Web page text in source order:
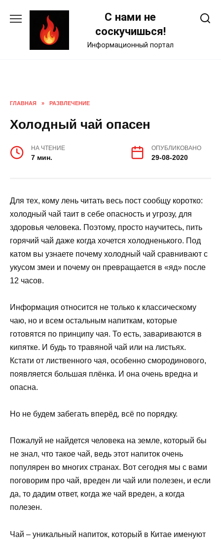
С нами не
соскучишься!
Информационный портал
ГЛАВНАЯ » РАЗВЛЕЧЕНИЕ
Холодный чай опасен
НА ЧТЕНИЕ
7 мин.
ОПУБЛИКОВАНО
29-08-2020
Для тех, кому лень читать весь пост сообщу коротко:
холодный чай таит в себе опасность и угрозу, для
здоровья человека. Поэтому, просто научитесь, пить
горячий чай даже когда хочется холодненького. Под
катом вы узнаете почему холодный чай сравнивают с
укусом змеи и почему он превращается в «яд» после
12 часов.
Информация относится не только к классическому
чаю, но и всем остальным напиткам, которые
готовятся по принципу чая. То есть, завариваются в
кипятке. И будь то травяной чай или на листьях.
Кстати от лиственного чая, особенно смородинового,
появляется большая плёнка. И она очень вредна и
опасна.
Но не будем забегать вперёд, всё по порядку.
Пожалуй не найдется человека на земле, который бы
не знал, что такое чай, ведь этот напиток очень
популярен во многих странах. Вот сегодня мы с вами
поговорим про чай, вреден ли чай или полезен, и если
да, то дадим ответ, когда же чай вреден, а когда
полезен.
Чай – уникальный напиток, который в Китае именуют